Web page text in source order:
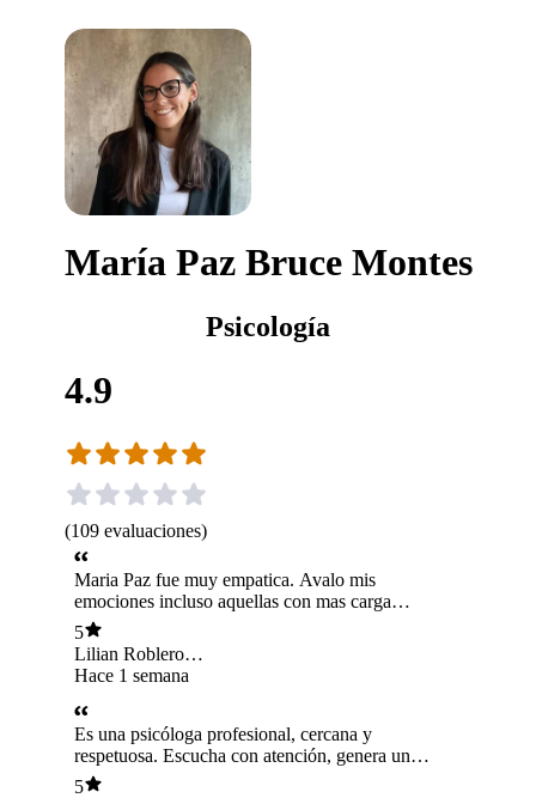
María Paz Bruce Montes
Psicología
4.9
(109 evaluaciones)
Maria Paz fue muy empatica. Avalo mis
emociones incluso aquellas con mas carga
emocional. Honesta en sus comentarios y en las
expectativas de esta terapia.
5
Lilian Roblero
Saldana
Hace 1 semana
Es una psicóloga profesional, cercana y
respetuosa. Escucha con atención, genera un
espacio de confianza y se nota que le importa el
5